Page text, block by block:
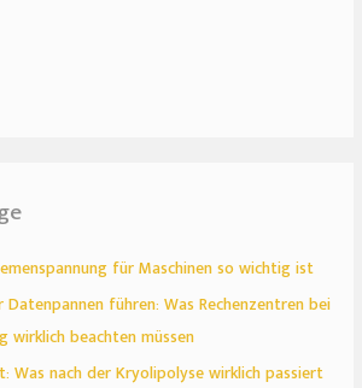
für Maschinen so wichtig ist
führen: Was Rechenzentren bei
wirklich beachten müssen
Was nach der Kryolipolyse wirklich passiert